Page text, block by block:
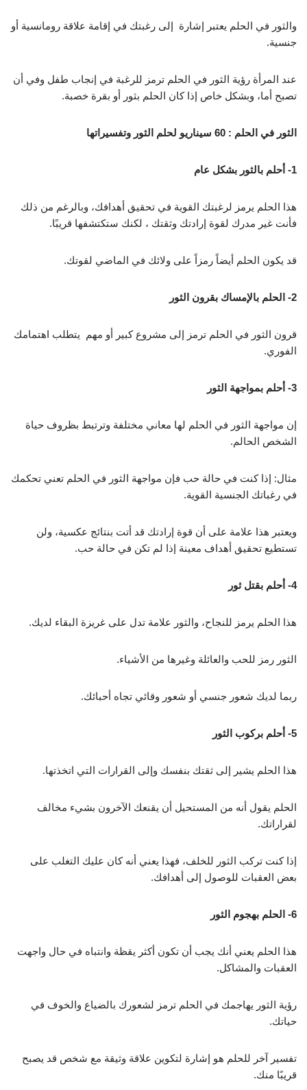
والثور في الحلم يعتبر إشارة إلى رغبتك في إقامة علاقة رومانسية أو
جنسية.
عند المرأة رؤية الثور في الحلم ترمز للرغبة في إنجاب طفل وفي أن
تصبح أما، وبشكل خاص إذا كان الحلم بثور أو بقرة خصبة.
الثور في الحلم : 60 سيناريو لحلم الثور وتفسيراتها
1- أحلم بالثور بشكل عام
هذا الحلم يرمز لرغبتك القوية في تحقيق أهدافك، وبالرغم من ذلك
فأنت غير مدرك لقوة إرادتك وثقتك ، لكنك ستكتشفها قريبًا.
قد يكون الحلم أيضاً رمزاً على ولائك في الماضي لقوتك.
2- الحلم بالإمساك بقرون الثور
قرون الثور في الحلم ترمز إلى مشروع كبير أو مهم يتطلب اهتمامك
الفوري.
3- أحلم بمواجهة الثور
إن مواجهة الثور في الحلم لها معاني مختلفة وترتبط بظروف حياة
الشخص الحالم.
مثال: إذا كنت في حالة حب فإن مواجهة الثور في الحلم تعني تحكمك
في رغباتك الجنسية القوية.
ويعتبر هذا علامة على أن قوة إرادتك قد أتت بنتائج عكسية، ولن
تستطيع تحقيق أهداف معينة إذا لم تكن في حالة حب.
4- أحلم بقتل ثور
هذا الحلم يرمز للنجاح، والثور علامة تدل على غريزة البقاء لديك.
الثور رمز للحب والعائلة وغيرها من الأشياء.
ربما لديك شعور جنسي أو شعور وقائي تجاه أحبائك.
5- أحلم بركوب الثور
هذا الحلم يشير إلى ثقتك بنفسك وإلى القرارات التي اتخذتها.
الحلم يقول أنه من المستحيل أن يقنعك الآخرون بشيء مخالف
لقراراتك.
إذا كنت تركب الثور للخلف، فهذا يعني أنه كان عليك التغلب على
بعض العقبات للوصول إلى أهدافك.
6- الحلم بهجوم الثور
هذا الحلم يعني أنك يجب أن تكون أكثر يقظة وانتباه في حال واجهت
العقبات والمشاكل.
رؤية الثور يهاجمك في الحلم ترمز لشعورك بالضياع والخوف في
حياتك.
تفسير آخر للحلم هو إشارة لتكوين علاقة وثيقة مع شخص قد يصبح
قريبًا منك.